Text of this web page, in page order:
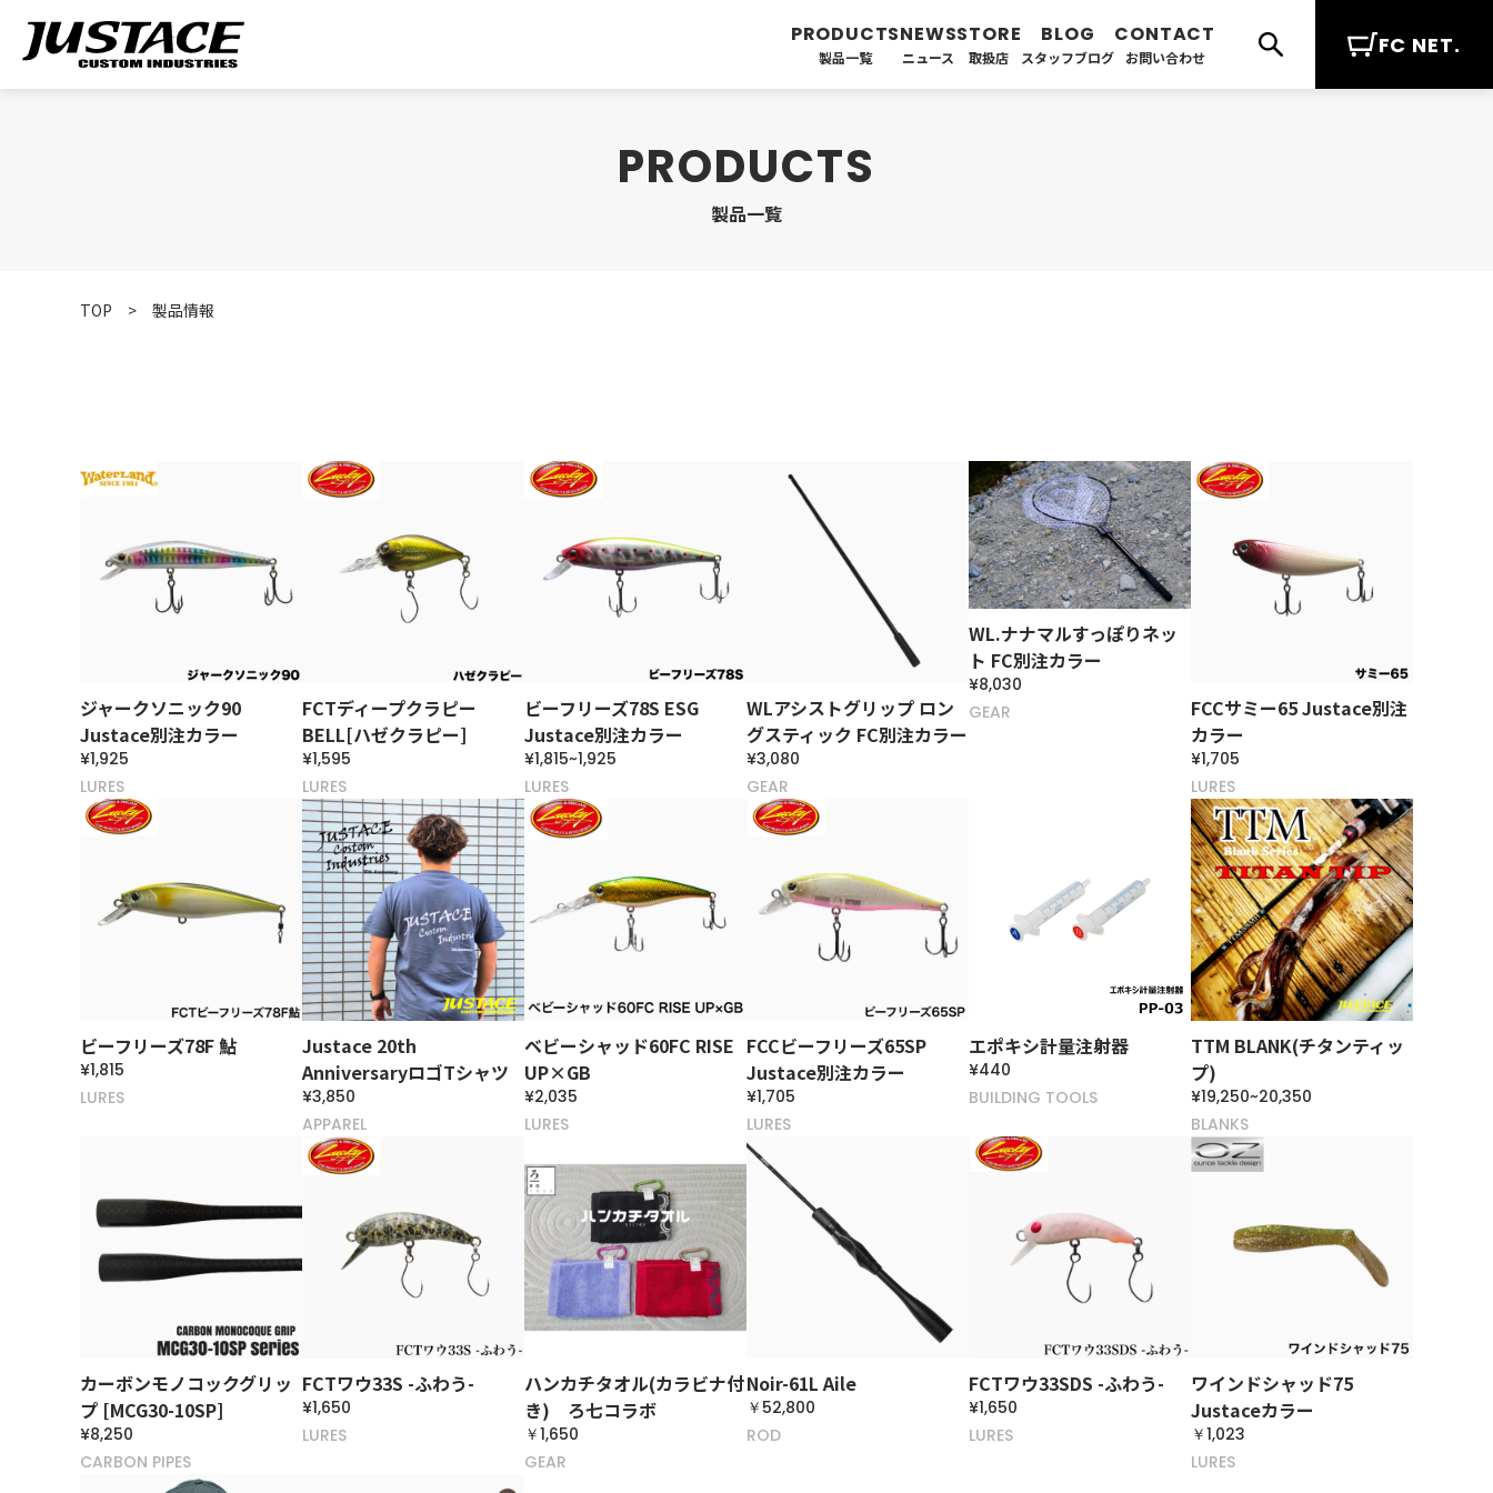
製品一覧 ニュース 取扱店 スタッフブログ お問い合わせ FC NET.
製品一覧
TOP > 製品情報
ジャークソニック90
Justace別注カラー
¥1,925
LURES
FCTディープクラピー
BELL[ハゼクラピー]
¥1,595
LURES
ビーフリーズ78S ESG
Justace別注カラー
¥1,815~1,925
LURES
WLアシストグリップ ロン
グスティック FC別注カラー
¥3,080
GEAR
WL.ナナマルすっぽりネッ
ト FC別注カラー
¥8,030
GEAR
FCCサミー65 Justace別注
カラー
¥1,705
LURES
ビーフリーズ78F 鮎
¥1,815
LURES
Justace 20th
AnniversaryロゴTシャツ
¥3,850
APPAREL
ベビーシャッド60FC RISE
UP×GB
¥2,035
LURES
FCCビーフリーズ65SP
Justace別注カラー
¥1,705
LURES
エポキシ計量注射器
¥440
BUILDING TOOLS
TTM BLANK(チタンティッ
プ)
¥19,250~20,350
BLANKS
カーボンモノコックグリッ
プ [MCG30-10SP]
¥8,250
CARBON PIPES
FCTワウ33S -ふわう-
¥1,650
LURES
ハンカチタオル(カラビナ付
き) ろ七コラボ
￥1,650
GEAR
Noir-61L Aile
￥52,800
ROD
FCTワウ33SDS -ふわう-
¥1,650
LURES
ワインドシャッド75
Justaceカラー
￥1,023
LURES